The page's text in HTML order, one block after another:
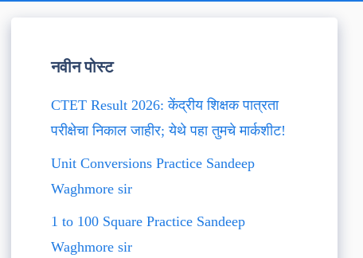
नवीन पोस्ट
CTET Result 2026: केंद्रीय शिक्षक पात्रता
परीक्षेचा निकाल जाहीर; येथे पहा तुमचे मार्कशीट!
Unit Conversions Practice Sandeep
Waghmore sir
1 to 100 Square Practice Sandeep
Waghmore sir